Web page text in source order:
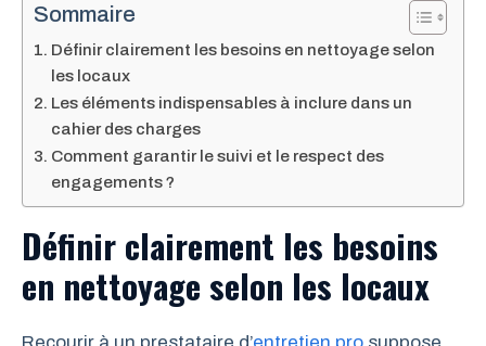
Sommaire
Définir clairement les besoins en nettoyage selon
les locaux
Les éléments indispensables à inclure dans un
cahier des charges
Comment garantir le suivi et le respect des
engagements ?
Définir clairement les besoins
en nettoyage selon les locaux
Recourir à un prestataire d’entretien pro suppose